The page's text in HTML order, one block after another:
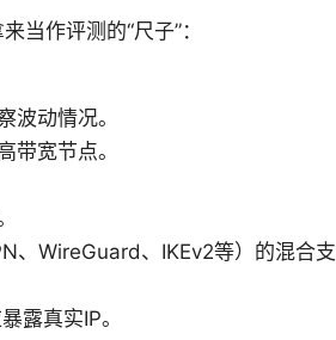
当作评测的“尺子”：
波动情况。
带宽节点。
、WireGuard、IKEv2等）的混合支
露真实IP。